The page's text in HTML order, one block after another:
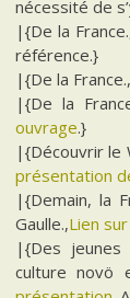
nécessité de
|{De la
référence.}
|{De la France.,
|{De la
ouvrage.}
|{Découvrir le
présentation
|{Demain, la
Gaulle.,Lien
|{Des jeunes
culture novö